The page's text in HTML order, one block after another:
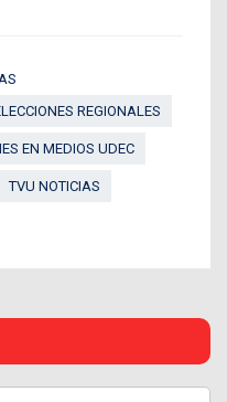
REGIONALES
EN MEDIOS UDEC
TVU NOTICIAS